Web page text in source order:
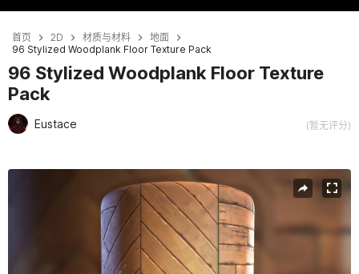
首页 2D 材质与材料
地面
96 Stylized Woodplank Floor Texture Pack
96 Stylized Woodplank Floor Texture
Pack
Eustace (暂无评分)